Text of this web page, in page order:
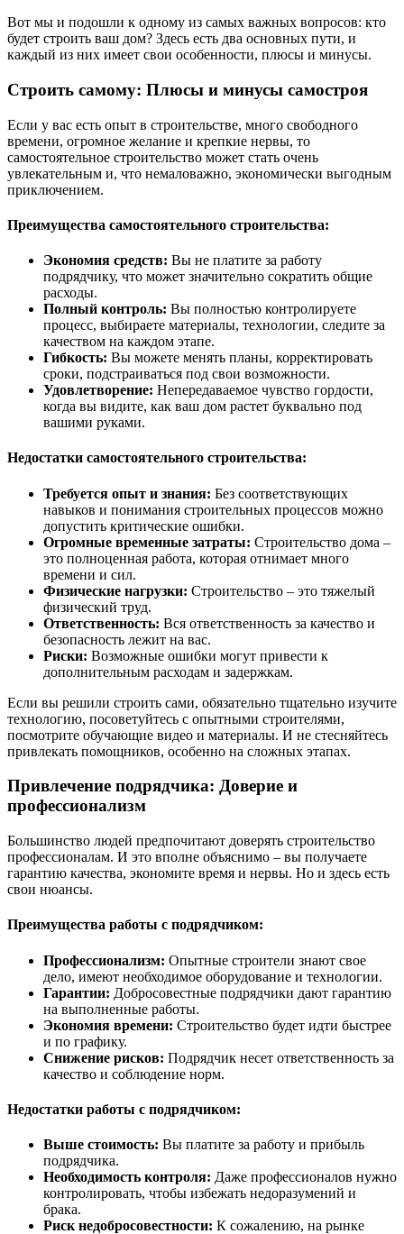
Вот мы и подошли к одному из самых важных вопросов: кто
будет строить ваш дом? Здесь есть два основных пути, и
каждый из них имеет свои особенности, плюсы и минусы.
Строить самому: Плюсы и минусы самостроя
Если у вас есть опыт в строительстве, много свободного
времени, огромное желание и крепкие нервы, то
самостоятельное строительство может стать очень
увлекательным и, что немаловажно, экономически выгодным
приключением.
Преимущества самостоятельного строительства:
Экономия средств: Вы не платите за работу
подрядчику, что может значительно сократить общие
расходы.
Полный контроль: Вы полностью контролируете
процесс, выбираете материалы, технологии, следите за
качеством на каждом этапе.
Гибкость: Вы можете менять планы, корректировать
сроки, подстраиваться под свои возможности.
Удовлетворение: Непередаваемое чувство гордости,
когда вы видите, как ваш дом растет буквально под
вашими руками.
Недостатки самостоятельного строительства:
Требуется опыт и знания: Без соответствующих
навыков и понимания строительных процессов можно
допустить критические ошибки.
Огромные временные затраты: Строительство дома –
это полноценная работа, которая отнимает много
времени и сил.
Физические нагрузки: Строительство – это тяжелый
физический труд.
Ответственность: Вся ответственность за качество и
безопасность лежит на вас.
Риски: Возможные ошибки могут привести к
дополнительным расходам и задержкам.
Если вы решили строить сами, обязательно тщательно изучите
технологию, посоветуйтесь с опытными строителями,
посмотрите обучающие видео и материалы. И не стесняйтесь
привлекать помощников, особенно на сложных этапах.
Привлечение подрядчика: Доверие и
профессионализм
Большинство людей предпочитают доверять строительство
профессионалам. И это вполне объяснимо – вы получаете
гарантию качества, экономите время и нервы. Но и здесь есть
свои нюансы.
Преимущества работы с подрядчиком:
Профессионализм: Опытные строители знают свое
дело, имеют необходимое оборудование и технологии.
Гарантии: Добросовестные подрядчики дают гарантию
на выполненные работы.
Экономия времени: Строительство будет идти быстрее
и по графику.
Снижение рисков: Подрядчик несет ответственность за
качество и соблюдение норм.
Недостатки работы с подрядчиком:
Выше стоимость: Вы платите за работу и прибыль
подрядчика.
Необходимость контроля: Даже профессионалов нужно
контролировать, чтобы избежать недоразумений и
брака.
Риск недобросовестности: К сожалению, на рынке